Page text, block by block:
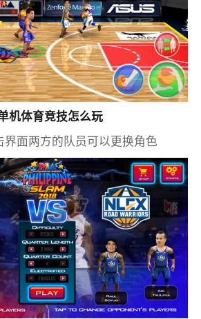
机体育竞技怎么玩
界面两方的队员可以更换角色